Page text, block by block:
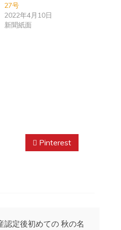
27号
2022年4月10日
新聞紙面
Pinterest
認定後初めての 秋の名